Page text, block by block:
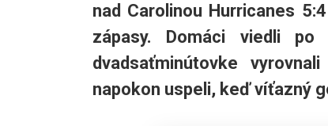
nad Carolinou Hurricanes
zápasy. Domáci viedli
dvadsaťminútovke
napokon uspeli, keď víťazný